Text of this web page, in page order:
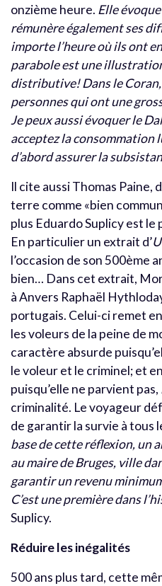
onzième heure. Elle
rémunère également ses
importe l’heure où ils ont
parabole est une
distributive! Dans le
personnes qui ont une
Je peux aussi évoquer le
acceptez la consommation
d’abord assurer la
Il cite aussi Thomas Paine,
terre comme «bien
plus Eduardo Suplicy est
En particulier un extrait d’
l’occasion de son 500ème
bien… Dans cet extrait,
à Anvers Raphaël
portugais. Celui-ci remet
les voleurs de la peine de
caractère absurde
le voleur et le criminel; et
puisqu’elle ne parvient pas,
criminalité. Le voyageur
de garantir la survie à tous
base de cette réflexion, un
au maire de Bruges, ville
garantir un revenu
C’est une première dans
Suplicy.
Réduire les inégalités
500 ans plus tard, cette